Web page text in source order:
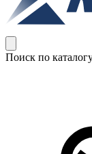
Поиск по